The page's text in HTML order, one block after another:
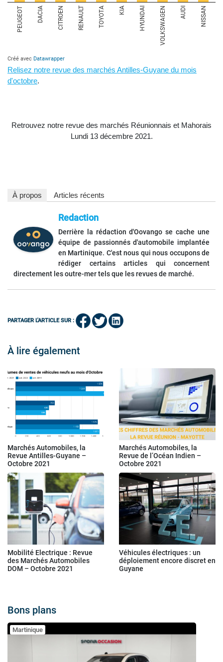
Relisez notre revue des marchés Antilles-Guyane du mois
d'octobre.
Retrouvez notre revue des marchés Réunionnais et Mahorais
Lundi 13 décembre 2021.
À propos Articles récents
Redaction
Derrière la rédaction d'Oovango se cache une
équipe de passionnés d'automobile implantée
en Martinique. C'est nous qui nous occupons de
rédiger certains articles qui concernent
directement les outre-mer tels que les revues de marché.
PARTAGER L'ARTICLE SUR :
À lire également
Marchés Automobiles, la
Revue Antilles-Guyane –
Octobre 2021
Marchés Automobiles, la
Revue de l’Océan Indien –
Octobre 2021
Mobilité Electrique : Revue
des Marchés Automobiles
DOM – Octobre 2021
Véhicules électriques : un
déploiement encore discret en
Guyane
Bons plans
Martinique